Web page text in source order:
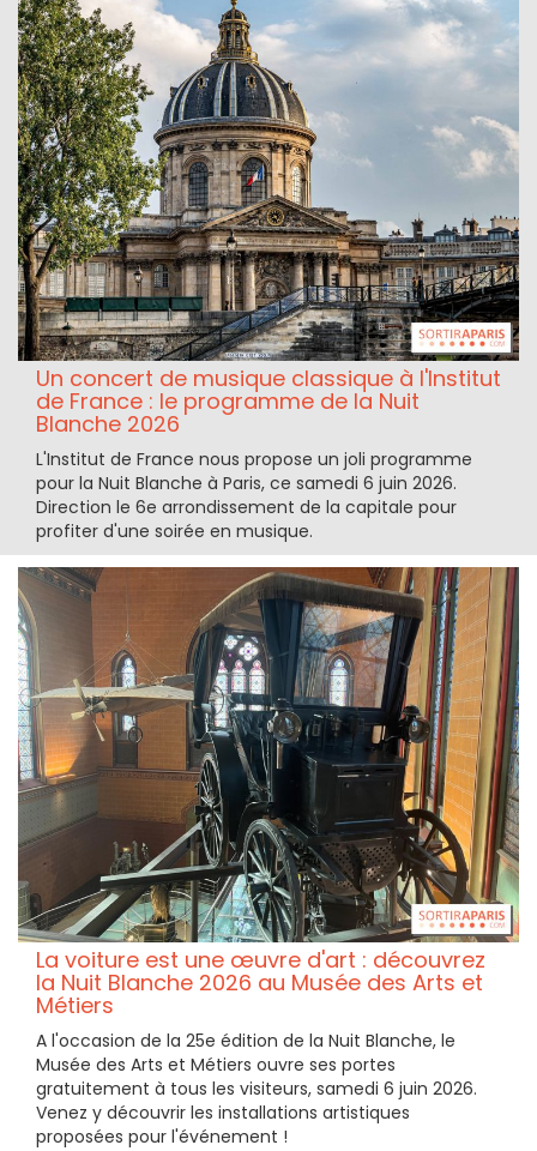
Un concert de musique classique à l'Institut
de France : le programme de la Nuit
Blanche 2026
L'Institut de France nous propose un joli programme
pour la Nuit Blanche à Paris, ce samedi 6 juin 2026.
Direction le 6e arrondissement de la capitale pour
profiter d'une soirée en musique.
La voiture est une œuvre d'art : découvrez
la Nuit Blanche 2026 au Musée des Arts et
Métiers
A l'occasion de la 25e édition de la Nuit Blanche, le
Musée des Arts et Métiers ouvre ses portes
gratuitement à tous les visiteurs, samedi 6 juin 2026.
Venez y découvrir les installations artistiques
proposées pour l'événement !